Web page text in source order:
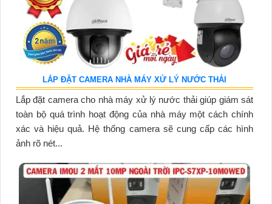
LẮP ĐẶT CAMERA NHÀ MÁY XỬ LÝ NƯỚC THẢI
Lắp đặt camera cho nhà máy xử lý nước thải giúp giám sát
toàn bộ quá trình hoạt động của nhà máy một cách chính
xác và hiệu quả. Hệ thống camera sẽ cung cấp các hình
ảnh rõ nét...